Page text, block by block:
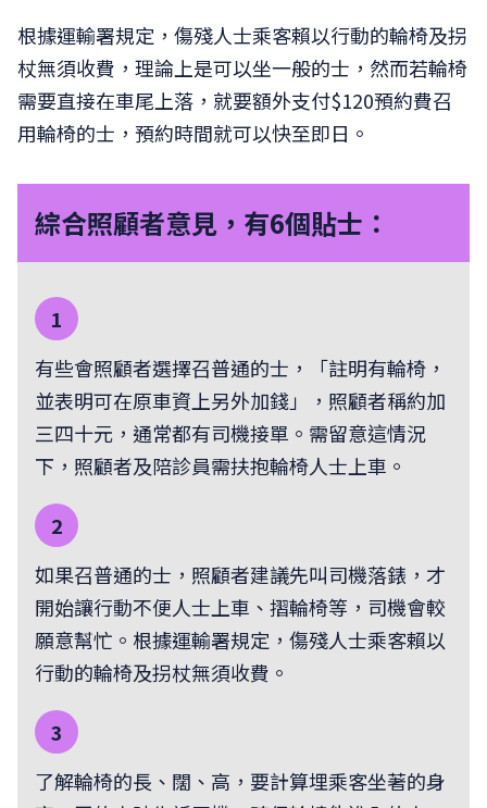
根據運輸署規定，傷殘人士乘客賴以行動的輪椅及拐
杖無須收費，理論上是可以坐一般的士，然而若輪椅
需要直接在車尾上落，就要額外支付$120預約費召
用輪椅的士，預約時間就可以快至即日。
綜合照顧者意見，有6個貼士：
1
有些會照顧者選擇召普通的士，「註明有輪椅，
並表明可在原車資上另外加錢」，照顧者稱約加
三四十元，通常都有司機接單。需留意這情況
下，照顧者及陪診員需扶抱輪椅人士上車。
2
如果召普通的士，照顧者建議先叫司機落錶，才
開始讓行動不便人士上車、摺輪椅等，司機會較
願意幫忙。根據運輸署規定，傷殘人士乘客賴以
行動的輪椅及拐杖無須收費。
3
了解輪椅的長、闊、高，要計算埋乘客坐著的身